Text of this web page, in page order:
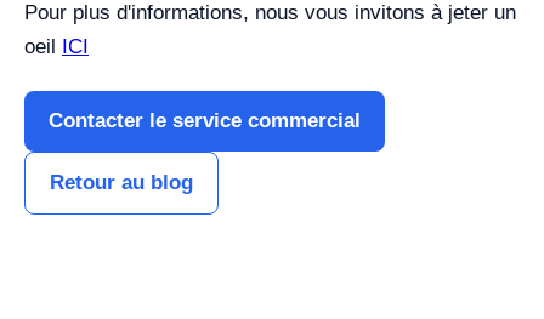
Pour plus d'informations, nous vous invitons à jeter un
oeil ICI
Contacter le service commercial
Retour au blog